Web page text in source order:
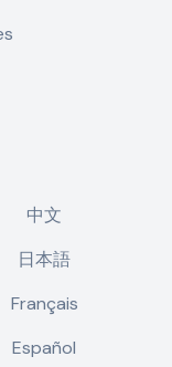
中文
日本語
Français
Español